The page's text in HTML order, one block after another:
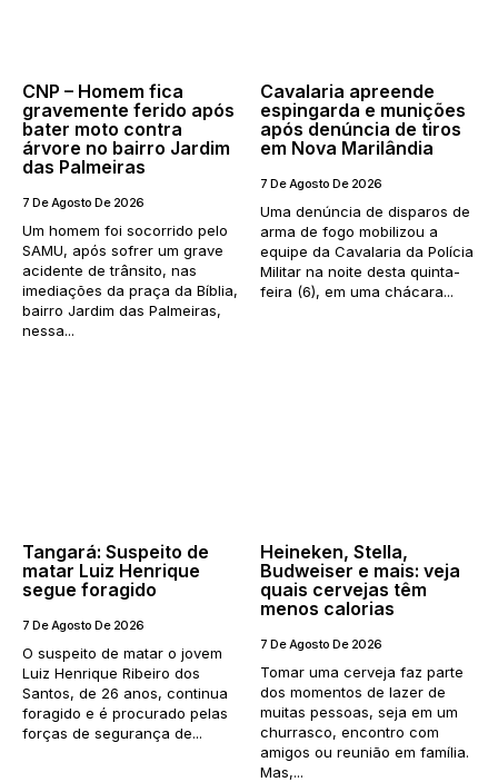
CNP – Homem fica
gravemente ferido após
bater moto contra
árvore no bairro Jardim
das Palmeiras
7 De Agosto De 2026
Um homem foi socorrido pelo
SAMU, após sofrer um grave
acidente de trânsito, nas
imediações da praça da Bíblia,
bairro Jardim das Palmeiras,
nessa...
Cavalaria apreende
espingarda e munições
após denúncia de tiros
em Nova Marilândia
7 De Agosto De 2026
Uma denúncia de disparos de
arma de fogo mobilizou a
equipe da Cavalaria da Polícia
Militar na noite desta quinta-
feira (6), em uma chácara...
Tangará: Suspeito de
matar Luiz Henrique
segue foragido
7 De Agosto De 2026
O suspeito de matar o jovem
Luiz Henrique Ribeiro dos
Santos, de 26 anos, continua
foragido e é procurado pelas
forças de segurança de...
Heineken, Stella,
Budweiser e mais: veja
quais cervejas têm
menos calorias
7 De Agosto De 2026
Tomar uma cerveja faz parte
dos momentos de lazer de
muitas pessoas, seja em um
churrasco, encontro com
amigos ou reunião em família.
Mas,...